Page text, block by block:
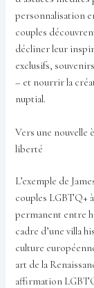
personnalisation
couples
décliner leur
exclusifs,
– et nourrir la
nuptial.
Vers une
liberté
L’exemple de
couples LGBTQ+
permanent entre
cadre d’une villa
culture
art de la
affirmation